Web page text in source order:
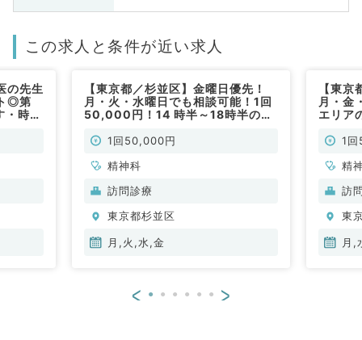
この求人と条件が近い求人
の先生
◎第
時給
【東京都／杉並区】金曜日優先！
月・火・水曜日でも相談可能！1回
50,000円！14 時半～18時半の午
／非常勤）
1回50,000円
精神科
訪問診療
東京都杉並区
月,火,水,金
【東
月・金
エリア
り（
1
精
訪
東
月,
< >